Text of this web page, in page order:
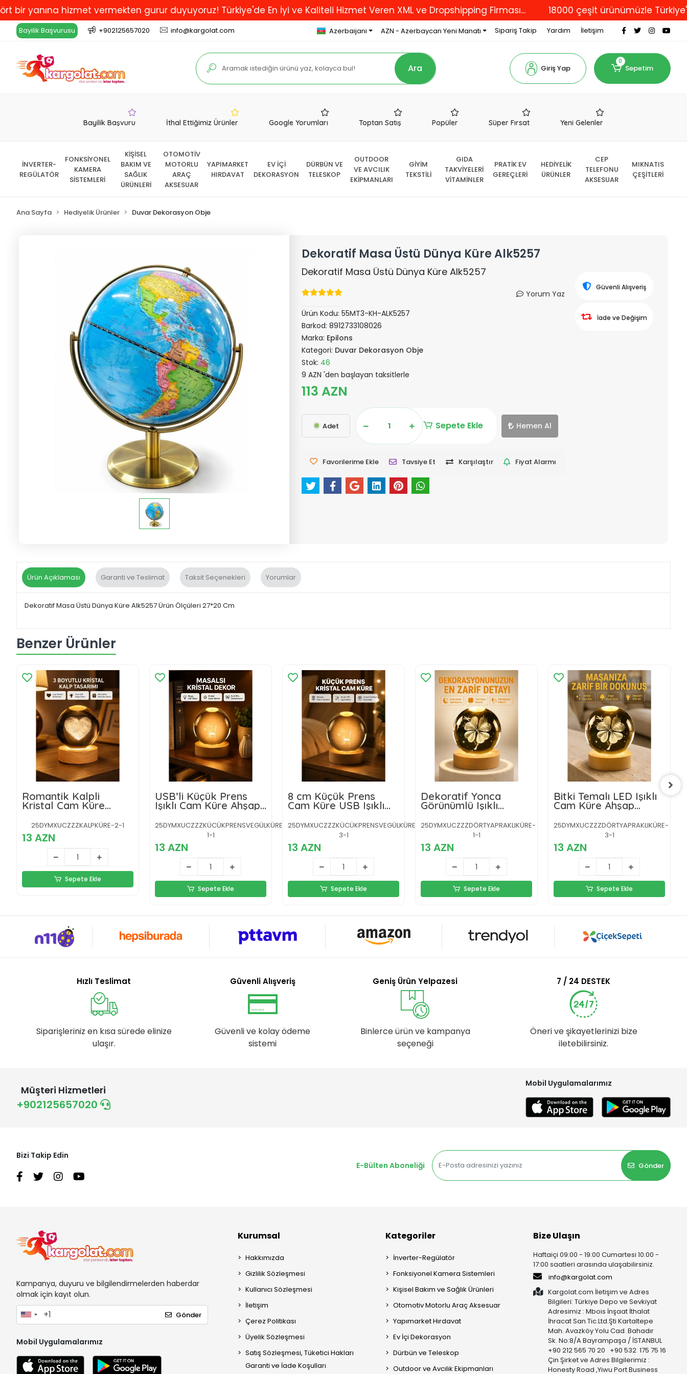
hizmet vermekten gurur duyuyoruz! Türkiye'de En İyi ve Kaliteli Hizmet Veren XML ve Dropshipping Firması... 18000 çeşit ürünümüzle Türkiye'nin
Bayilik Başvurusu +902125657020 info@kargolat.com Azerbaijani AZN - Azerbaycan Yeni Manatı Sipariş Takip Yardım İletişim
Ara Giriş Yap
0
Sepetim
Bayilik Başvuru İthal Ettiğimiz Ürünler Google Yorumları Toptan Satış Popüler Süper Fırsat Yeni Gelenler
İNVERTER-
REGÜLATÖR
FONKSİYONEL
KAMERA
SİSTEMLERİ
KİŞİSEL
BAKIM VE
SAĞLIK
ÜRÜNLERİ
OTOMOTİV
MOTORLU
ARAÇ
AKSESUAR
YAPIMARKET
HIRDAVAT
EV İÇİ
DEKORASYON
DÜRBÜN VE
TELESKOP
OUTDOOR
VE AVCILIK
EKİPMANLARI
GİYİM
TEKSTİLİ
GIDA
TAKVİYELERİ
VİTAMİNLER
PRATİK EV
GEREÇLERİ
HEDİYELİK
ÜRÜNLER
CEP
TELEFONU
AKSESUAR
MIKNATIS
ÇEŞİTLERİ
Ana Sayfa Hediyelik Ürünler Duvar Dekorasyon Obje
Dekoratif Masa Üstü Dünya Küre Alk5257
Dekoratif Masa Üstü Dünya Küre Alk5257
Yorum Yaz
Ürün Kodu:55MT3-KH-ALK5257
Barkod:8912733108026
Marka: Epilons
Kategori: Duvar Dekorasyon Obje
Stok: 46
9 AZN 'den başlayan taksitlerle
113 AZN
Adet Sepete Ekle Hemen Al
Favorilerime Ekle Tavsiye Et Karşılaştır Fiyat Alarmı
Güvenli Alışveriş
İade ve Değişim
Ürün Açıklaması Garanti ve Teslimat Taksit Seçenekleri Yorumlar
Dekoratif Masa Üstü Dünya Küre Alk5257 Ürün Ölçüleri 27*20 Cm
Benzer Ürünler
Romantik Kalpli
Kristal Cam Küre
Obje
25DYMXUCZZZKALPKÜRE-2-1
13 AZN
Sepete Ekle
USB’li Küçük Prens
Işıklı Cam Küre Ahşap
Altlıklı Dekoratif
Lamba
25DYMXUCZZZKÜCÜKPRENSVEGÜLKÜRE-
1-1
13 AZN
Sepete Ekle
8 cm Küçük Prens
Cam Küre USB Işıklı
Ahşap Tabanlı Dekor
25DYMXUCZZZKÜCÜKPRENSVEGÜLKÜRE-
3-1
13 AZN
Sepete Ekle
Dekoratif Yonca
Görünümlü Işıklı
Kristal Cam Küre USB
Masa Gece Lambası
25DYMXUCZZZDÖRTYAPRAKLIKÜRE-
1-1
13 AZN
Sepete Ekle
Bitki Temalı LED Işıklı
Cam Küre Ahşap
Standlı Modern Gece
Lambası
25DYMXUCZZZDÖRTYAPRAKLIKÜRE-
3-1
13 AZN
Sepete Ekle
Hızlı Teslimat
Siparişleriniz en kısa sürede elinize
ulaşır.
Güvenli Alışveriş
Güvenli ve kolay ödeme
sistemi
Geniş Ürün Yelpazesi
Binlerce ürün ve kampanya
seçeneği
7 / 24 DESTEK
Öneri ve şikayetlerinizi bize
iletebilirsiniz.
Müşteri Hizmetleri
+902125657020
Mobil Uygulamalarımız
Bizi Takip Edin
E-Bülten Aboneliği
Gönder
Kampanya, duyuru ve bilgilendirmelerden haberdar
olmak için kayıt olun.
Gönder
Mobil Uygulamalarımız
Kurumsal
Hakkımızda
Gizlilik Sözleşmesi
Kullanıcı Sözleşmesi
İletişim
Çerez Politikası
Üyelik Sözleşmesi
Satış Sözleşmesi, Tüketici Hakları
Garanti ve İade Koşulları
Kategoriler
İnverter-Regülatör
Fonksiyonel Kamera Sistemleri
Kişisel Bakım ve Sağlık Ürünleri
Otomotiv Motorlu Araç Aksesuar
Yapımarket Hırdavat
Ev İçi Dekorasyon
Dürbün ve Teleskop
Outdoor ve Avcılık Ekipmanları
Bize Ulaşın
Haftaiçi 09:00 - 19:00 Cumartesi 10:00 -
17:00 saatleri arasında ulaşabilirsiniz.
info@kargolat.com
Kargolat.com İletişim ve Adres
Bilgileri: Türkiye Depo ve Sevkiyat
Adresimiz : Mbois İnşaat İthalat
İhracat San.Tic.Ltd.Şti Kartaltepe
Mah. Avazköy Yolu Cad. Bahadır
Sk. No:8/A Bayrampaşa / İSTANBUL
+90 212 565 70 20 +90 532 175 75 16
Çin Şirket ve Adres Bilgilerimiz :
Honesty Road ,Yiwu Port Business